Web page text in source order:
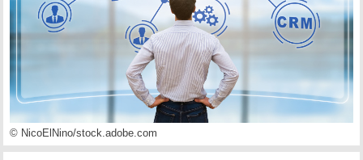
© NicoElNino/stock.adobe.com